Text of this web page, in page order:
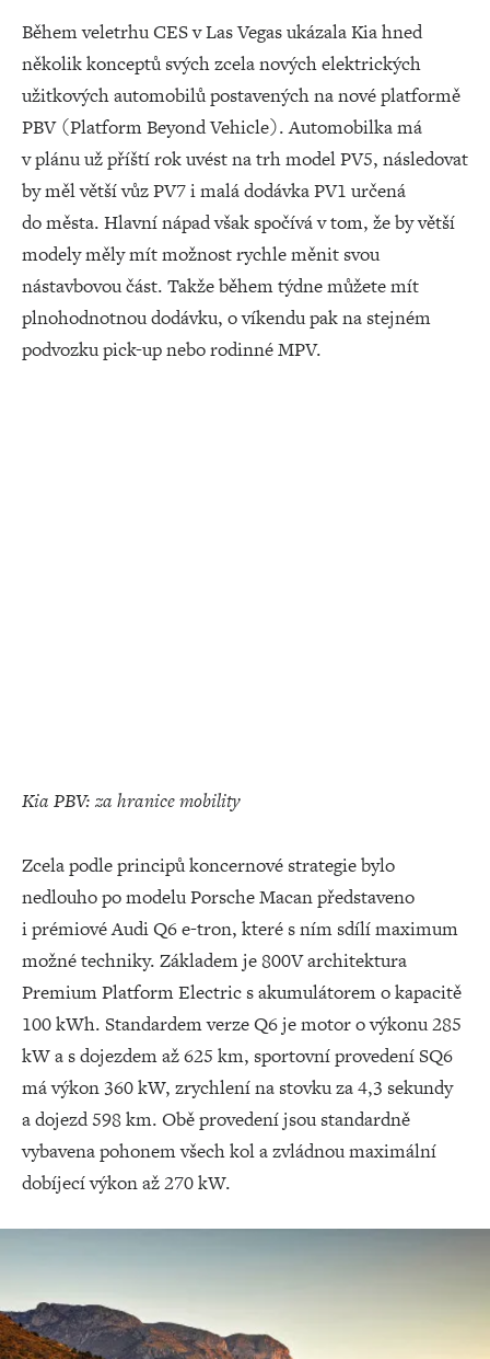
Během veletrhu CES v Las Vegas ukázala Kia hned
několik konceptů svých zcela nových elektrických
užitkových automobilů postavených na nové platformě
PBV (Platform Beyond Vehicle). Automobilka má
v plánu už příští rok uvést na trh model PV5, následovat
by měl větší vůz PV7 i malá dodávka PV1 určená
do města. Hlavní nápad však spočívá v tom, že by větší
modely měly mít možnost rychle měnit svou
nástavbovou část. Takže během týdne můžete mít
plnohodnotnou dodávku, o víkendu pak na stejném
podvozku pick-up nebo rodinné MPV.
Kia PBV: za hranice mobility
Zcela podle principů koncernové strategie bylo
nedlouho po modelu Porsche Macan představeno
i prémiové Audi Q6 e-tron, které s ním sdílí maximum
možné techniky. Základem je 800V architektura
Premium Platform Electric s akumulátorem o kapacitě
100 kWh. Standardem verze Q6 je motor o výkonu 285
kW a s dojezdem až 625 km, sportovní provedení SQ6
má výkon 360 kW, zrychlení na stovku za 4,3 sekundy
a dojezd 598 km. Obě provedení jsou standardně
vybavena pohonem všech kol a zvládnou maximální
dobíjecí výkon až 270 kW.